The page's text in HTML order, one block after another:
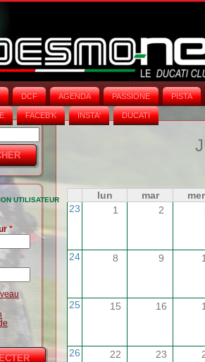
DCF AGENDA PASSIONE PISTA
FACEB'K INSTA‘ DUCATI
UTILISATEUR
*
lun mar
mer
23
1 2
24 8 9
25 15 16
26 22 23